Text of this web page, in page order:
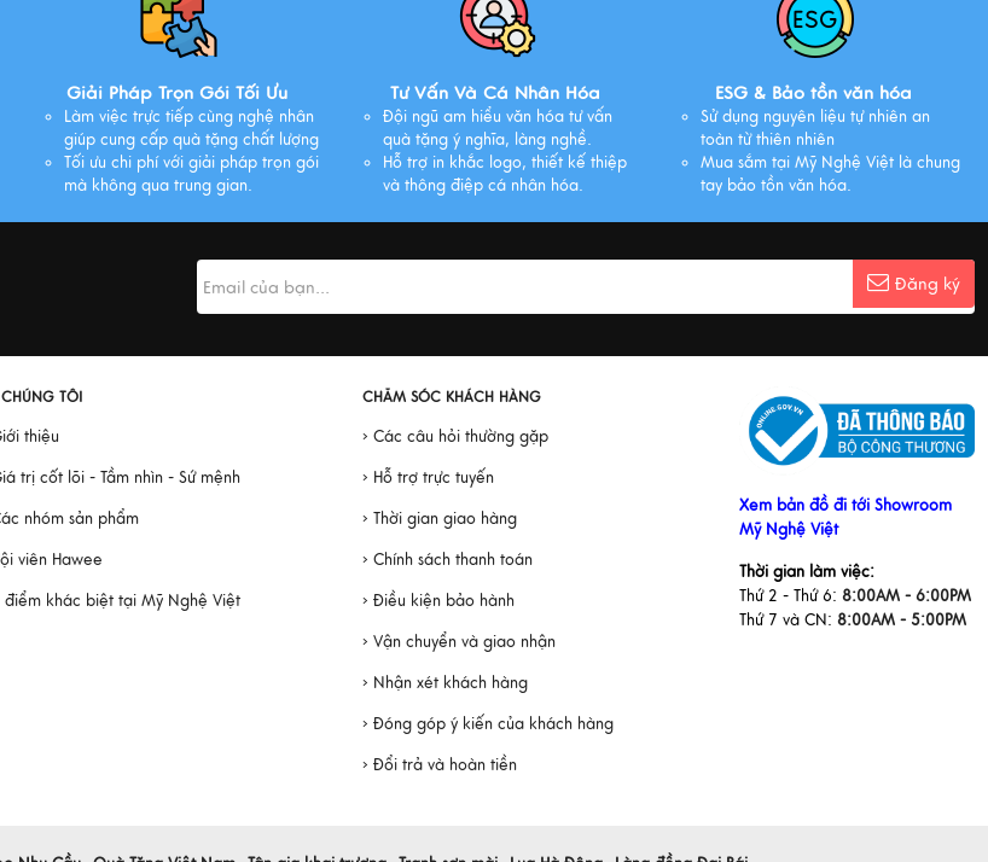
Giải Pháp Trọn Gói Tối Ưu
Làm việc trực tiếp cùng nghệ nhân
giúp cung cấp quà tặng chất lượng
Tối ưu chi phí với giải pháp trọn gói
mà không qua trung gian.
Tư Vấn Và Cá Nhân Hóa
Đội ngũ am hiểu văn hóa tư vấn
quà tặng ý nghĩa, làng nghề.
Hỗ trợ in khắc logo, thiết kế thiệp
và thông điệp cá nhân hóa.
ESG & Bảo tồn văn hóa
Sử dụng nguyên liệu tự nhiên an
toàn từ thiên nhiên
Mua sắm tại Mỹ Nghệ Việt là chung
tay bảo tồn văn hóa.
Đăng ký
TÔI
thiệu
trị cốt lõi - Tầm nhìn - Sứ mệnh
nhóm sản phẩm
viên Hawee
điểm khác biệt tại Mỹ Nghệ Việt
CHĂM SÓC KHÁCH HÀNG
› Các câu hỏi thường gặp
› Hỗ trợ trực tuyến
› Thời gian giao hàng
› Chính sách thanh toán
› Điều kiện bảo hành
› Vận chuyển và giao nhận
› Nhận xét khách hàng
› Đóng góp ý kiến của khách hàng
› Đổi trả và hoàn tiền
Xem bản đồ đi tới Showroom
Mỹ Nghệ Việt
Thời gian làm việc:
Thứ 2 - Thứ 6:8:00AM - 6:00PM
Thứ 7 và CN:8:00AM - 5:00PM